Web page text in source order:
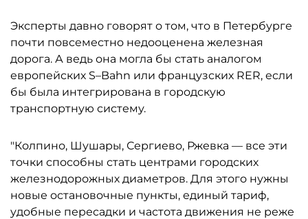
Эксперты давно говорят о том, что в Петербурге
почти повсеместно недооценена железная
дорога. А ведь она могла бы стать аналогом
европейских S–Bahn или французских RER, если
бы была интегрирована в городскую
транспортную систему.
"Колпино, Шушары, Сергиево, Ржевка — все эти
точки способны стать центрами городских
железнодорожных диаметров. Для этого нужны
новые остановочные пункты, единый тариф,
удобные пересадки и частота движения не реже